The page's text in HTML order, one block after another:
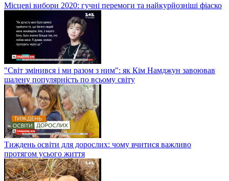
Місцеві вибори 2020: гучні перемоги та найкурйозніші фіаско
"Світ змінився і ми разом з ним": як Кім Намджун завоював
шалену популярність по всьому світу
Тиждень освіти для дорослих: чому вчитися важливо
протягом усього життя